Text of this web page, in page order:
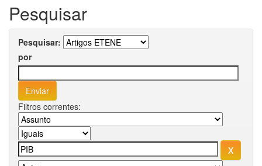
Pesquisar
Pesquisar:
por
Filtros correntes: